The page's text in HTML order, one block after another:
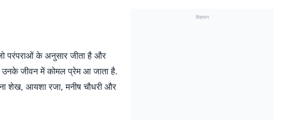
परंपराओं के अनुसार जीता है और
उनके जीवन में कोमल प्रेम आ जाता है.
शेख, आयशा रजा, मनीष चौधरी और
विज्ञापन